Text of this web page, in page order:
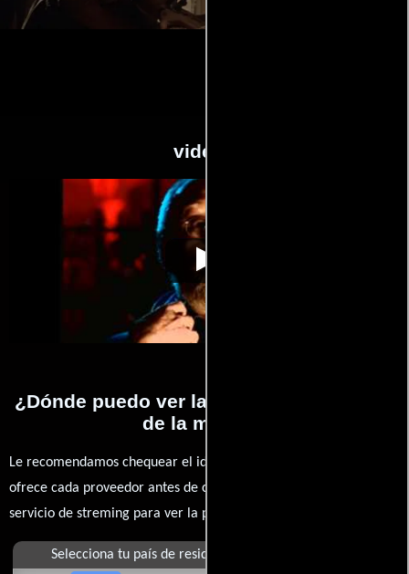
videos
La sangre de la
momia
Video de la película La sangre de la
¿Dónde puedo ver la películas La sangre
de la momia?
Le recomendamos chequear el idioma, doblaje o subtítulos que
ofrece cada proveedor antes de comprar, alquilar o contratar un
servicio de streming para ver la películas.
Selecciona tu país de residencia